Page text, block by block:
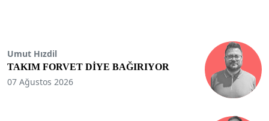
Umut Hızdil
TAKIM FORVET DİYE BAĞIRIYOR
07 Ağustos 2026